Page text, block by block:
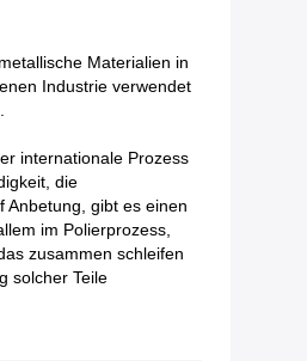
Materialien in
Industrie verwendet
internationale Prozess
die
Anbetung, gibt es einen
im Polierprozess,
zusammen schleifen
solcher Teile